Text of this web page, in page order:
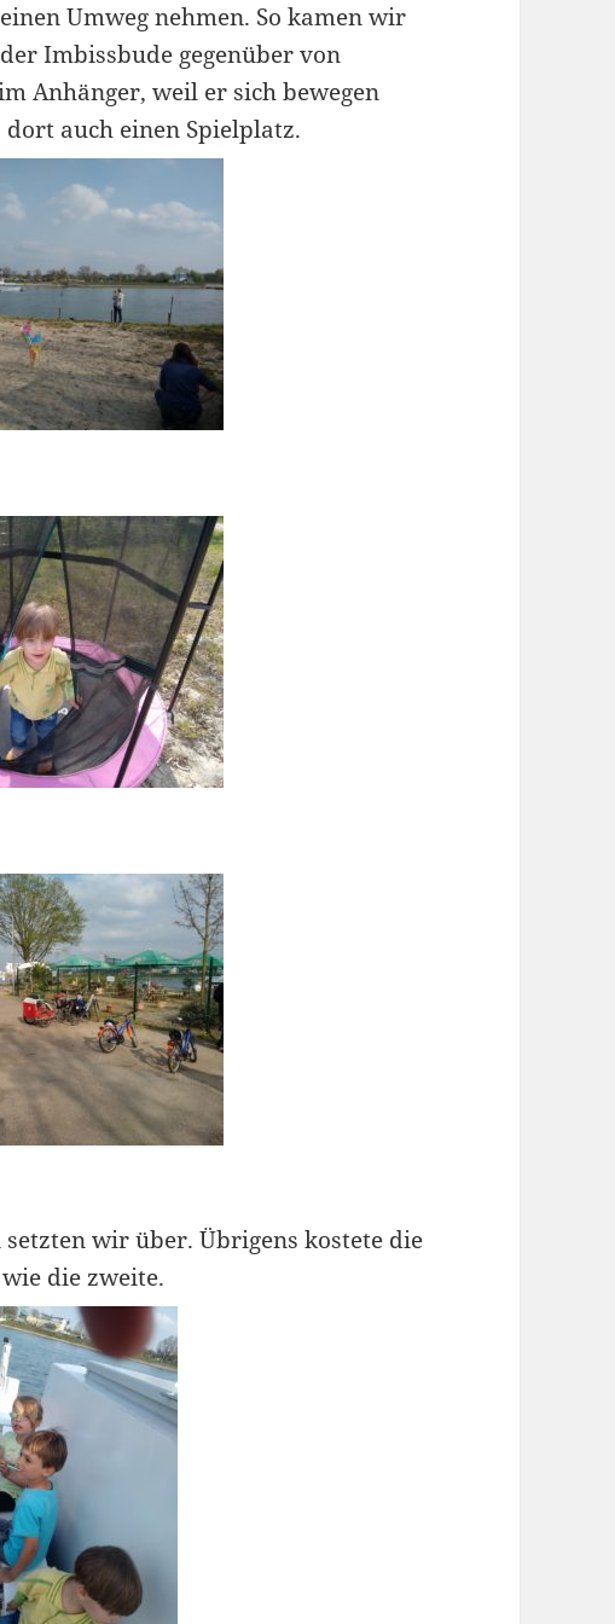
Umweg nehmen. So kamen wir
Imbissbude gegenüber von
Anhänger, weil er sich bewegen
auch einen Spielplatz.
wir über. Übrigens kostete die
die zweite.